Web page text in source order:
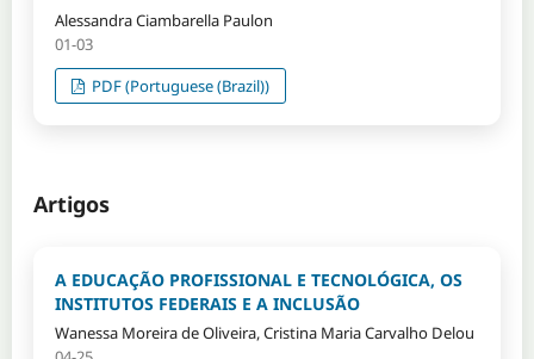
Alessandra Ciambarella Paulon
01-03
PDF (Portuguese (Brazil))
Artigos
A EDUCAÇÃO PROFISSIONAL E TECNOLÓGICA, OS
INSTITUTOS FEDERAIS E A INCLUSÃO
Wanessa Moreira de Oliveira, Cristina Maria Carvalho Delou